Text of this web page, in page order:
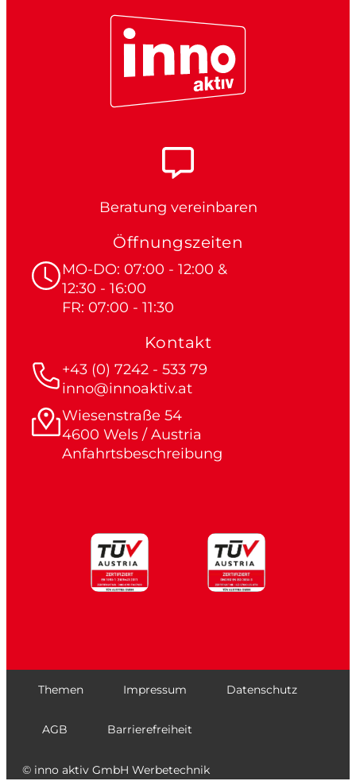
Beratung vereinbaren
Öffnungszeiten
MO-DO: 07:00 - 12:00 &
12:30 - 16:00
FR: 07:00 - 11:30
Kontakt
+43 (0) 7242 - 533 79
inno@innoaktiv.at
Wiesenstraße 54
4600 Wels / Austria
Anfahrtsbeschreibung
© inno aktiv GmbH Werbetechnik
Themen Impressum Datenschutz
AGB Barrierefreiheit